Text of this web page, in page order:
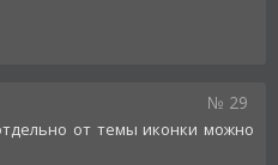
№ 29
от темы иконки можно